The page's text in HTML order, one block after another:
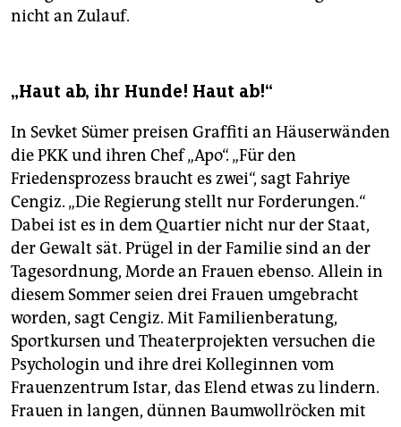
nicht an Zulauf.
„Haut ab, ihr Hunde! Haut ab!“
In Sevket Sümer preisen Graffiti an Häuserwänden
die PKK und ihren Chef „Apo“. „Für den
Friedensprozess braucht es zwei“, sagt Fahriye
Cengiz. „Die Regierung stellt nur Forderungen.“
Dabei ist es in dem Quartier nicht nur der Staat,
der Gewalt sät. Prügel in der Familie sind an der
Tagesordnung, Morde an Frauen ebenso. Allein in
diesem Sommer seien drei Frauen umgebracht
worden, sagt Cengiz. Mit Familienberatung,
Sportkursen und Theaterprojekten versuchen die
Psychologin und ihre drei Kolleginnen vom
Frauenzentrum Istar, das Elend etwas zu lindern.
Frauen in langen, dünnen Baumwollröcken mit